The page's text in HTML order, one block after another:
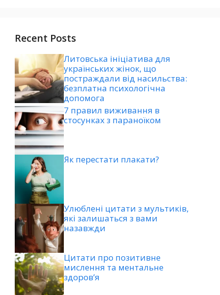
Recent Posts
Литовська ініціатива для
українських жінок, що
постраждали від насильства:
безплатна психологічна
допомога
7 правил виживання в
стосунках з параноїком
Як перестати плакати?
Улюблені цитати з мультиків,
які залишаться з вами
назавжди
Цитати про позитивне
мислення та ментальне
здоров’я